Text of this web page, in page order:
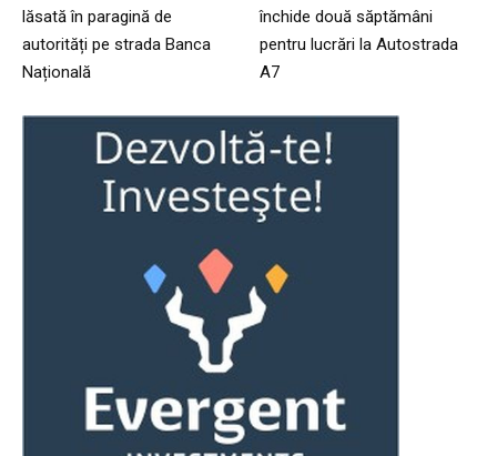
lăsată în paragină de
autorități pe strada Banca
Națională
închide două săptămâni
pentru lucrări la Autostrada
A7